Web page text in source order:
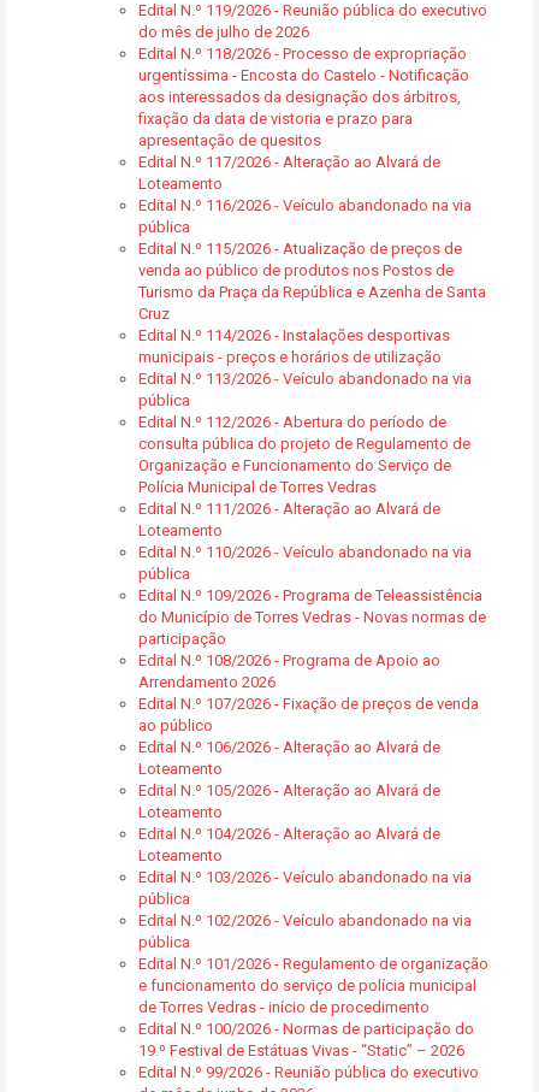
Edital N.º 119/2026 - Reunião pública do executivo
do mês de julho de 2026
Edital N.º 118/2026 - Processo de expropriação
urgentíssima - Encosta do Castelo - Notificação
aos interessados da designação dos árbitros,
fixação da data de vistoria e prazo para
apresentação de quesitos
Edital N.º 117/2026 - Alteração ao Alvará de
Loteamento
Edital N.º 116/2026 - Veículo abandonado na via
pública
Edital N.º 115/2026 - Atualização de preços de
venda ao público de produtos nos Postos de
Turismo da Praça da República e Azenha de Santa
Cruz
Edital N.º 114/2026 - Instalações desportivas
municipais - preços e horários de utilização
Edital N.º 113/2026 - Veículo abandonado na via
pública
Edital N.º 112/2026 - Abertura do período de
consulta pública do projeto de Regulamento de
Organização e Funcionamento do Serviço de
Polícia Municipal de Torres Vedras
Edital N.º 111/2026 - Alteração ao Alvará de
Loteamento
Edital N.º 110/2026 - Veículo abandonado na via
pública
Edital N.º 109/2026 - Programa de Teleassistência
do Município de Torres Vedras - Novas normas de
participação
Edital N.º 108/2026 - Programa de Apoio ao
Arrendamento 2026
Edital N.º 107/2026 - Fixação de preços de venda
ao público
Edital N.º 106/2026 - Alteração ao Alvará de
Loteamento
Edital N.º 105/2026 - Alteração ao Alvará de
Loteamento
Edital N.º 104/2026 - Alteração ao Alvará de
Loteamento
Edital N.º 103/2026 - Veículo abandonado na via
pública
Edital N.º 102/2026 - Veículo abandonado na via
pública
Edital N.º 101/2026 - Regulamento de organização
e funcionamento do serviço de polícia municipal
de Torres Vedras - início de procedimento
Edital N.º 100/2026 - Normas de participação do
19.º Festival de Estátuas Vivas - “Static” – 2026
Edital N.º 99/2026 - Reunião pública do executivo